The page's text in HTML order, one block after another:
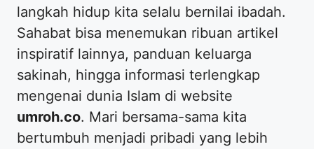
langkah hidup kita selalu bernilai ibadah.
Sahabat bisa menemukan ribuan artikel
inspiratif lainnya, panduan keluarga
sakinah, hingga informasi terlengkap
mengenai dunia Islam di website
umroh.co. Mari bersama-sama kita
bertumbuh menjadi pribadi yang lebih